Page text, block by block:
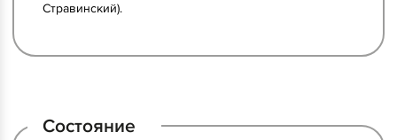
Стравинский).
Состояние